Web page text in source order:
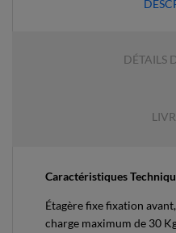
DÉTAILS
Caractéristiques
Étagère fixe fixation
charge maximum de 30